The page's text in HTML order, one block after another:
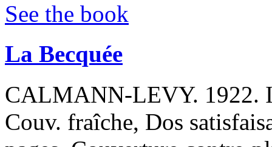
See the book
‎La Becquée‎
‎CALMANN-LEVY. 1922.
Couv. fraîche, Dos